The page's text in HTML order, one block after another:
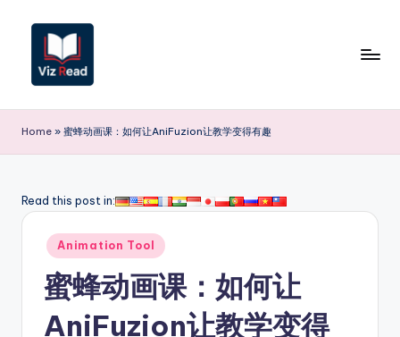
content
iz
R
a
Home » 蜜蜂动画课：如何让AniFuzion让教学变得有趣
Read this post in:
Posted
in
Animation Tool
蜜蜂动画课：如何让
AniFuzion让教学变得